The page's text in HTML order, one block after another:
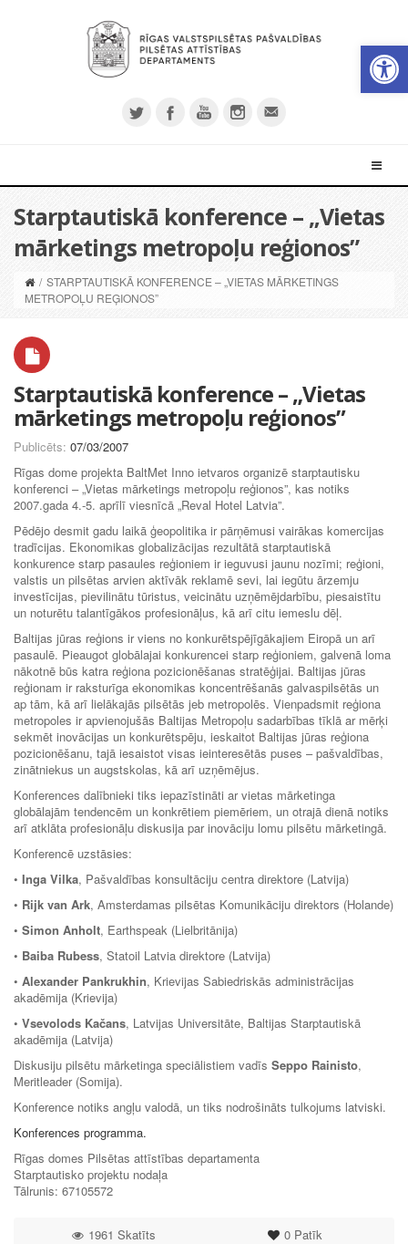
Starptautiskā konference – „Vietas
mārketings metropoļu reģionos”
/ STARPTAUTISKĀ KONFERENCE – „VIETAS MĀRKETINGS
METROPOĻU REĢIONOS”
Starptautiskā konference – „Vietas
mārketings metropoļu reģionos”
Publicēts: 07/03/2007
Rīgas dome projekta BaltMet Inno ietvaros organizē starptautisku
konferenci – „Vietas mārketings metropoļu reģionos”, kas notiks
2007.gada 4.-5. aprīlī viesnīcā „Reval Hotel Latvia”.
Pēdējo desmit gadu laikā ģeopolitika ir pārņēmusi vairākas komercijas
tradīcijas. Ekonomikas globalizācijas rezultātā starptautiskā
konkurence starp pasaules reģioniem ir ieguvusi jaunu nozīmi; reģioni,
valstis un pilsētas arvien aktīvāk reklamē sevi, lai iegūtu ārzemju
investīcijas, pievilinātu tūristus, veicinātu uzņēmējdarbību, piesaistītu
un noturētu talantīgākos profesionāļus, kā arī citu iemeslu dēļ.
Baltijas jūras reģions ir viens no konkurētspējīgākajiem Eiropā un arī
pasaulē. Pieaugot globālajai konkurencei starp reģioniem, galvenā loma
nākotnē būs katra reģiona pozicionēšanas stratēģijai. Baltijas jūras
reģionam ir raksturīga ekonomikas koncentrēšanās galvaspilsētās un
ap tām, kā arī lielākajās pilsētās jeb metropolēs. Vienpadsmit reģiona
metropoles ir apvienojušās Baltijas Metropoļu sadarbības tīklā ar mērķi
sekmēt inovācijas un konkurētspēju, ieskaitot Baltijas jūras reģiona
pozicionēšanu, tajā iesaistot visas ieinteresētās puses – pašvaldības,
zinātniekus un augstskolas, kā arī uzņēmējus.
Konferences dalībnieki tiks iepazīstināti ar vietas mārketinga
globālajām tendencēm un konkrētiem piemēriem, un otrajā dienā notiks
arī atklāta profesionāļu diskusija par inovāciju lomu pilsētu mārketingā.
Konferencē uzstāsies:
• Inga Vilka, Pašvaldības konsultāciju centra direktore (Latvija)
• Rijk van Ark, Amsterdamas pilsētas Komunikāciju direktors (Holande)
• Simon Anholt, Earthspeak (Lielbritānija)
• Baiba Rubess, Statoil Latvia direktore (Latvija)
• Alexander Pankrukhin, Krievijas Sabiedriskās administrācijas
akadēmija (Krievija)
• Vsevolods Kačans, Latvijas Universitāte, Baltijas Starptautiskā
akadēmija (Latvija)
Diskusiju pilsētu mārketinga speciālistiem vadīs Seppo Rainisto,
Meritleader (Somija).
Konference notiks angļu valodā, un tiks nodrošināts tulkojums latviski.
Konferences programma.
Rīgas domes Pilsētas attīstības departamenta
Starptautisko projektu nodaļa
Tālrunis: 67105572
0Patīk
1961 Skatīts